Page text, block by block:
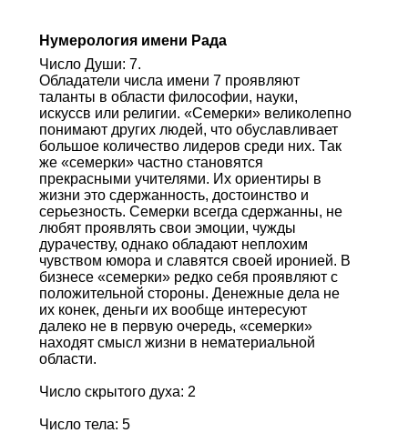
Нумерология имени Рада
Число Души: 7.
Обладатели числа имени 7 проявляют
таланты в области философии, науки,
искуссв или религии. «Семерки» великолепно
понимают других людей, что обуславливает
большое количество лидеров среди них. Так
же «семерки» частно становятся
прекрасными учителями. Их ориентиры в
жизни это сдержанность, достоинство и
серьезность. Семерки всегда сдержанны, не
любят проявлять свои эмоции, чужды
дурачеству, однако обладают неплохим
чувством юмора и славятся своей иронией. В
бизнесе «семерки» редко себя проявляют с
положительной стороны. Денежные дела не
их конек, деньги их вообще интересуют
далеко не в первую очередь, «семерки»
находят смысл жизни в нематериальной
области.
Число скрытого духа: 2
Число тела: 5